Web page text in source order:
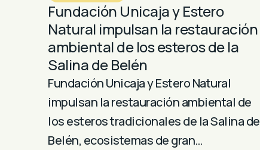
Fundación Unicaja y Estero
Natural impulsan la restauración
ambiental de los esteros de la
Salina de Belén
Fundación Unicaja y Estero Natural
impulsan la restauración ambiental de
los esteros tradicionales de la Salina de
Belén, ecosistemas de gran…